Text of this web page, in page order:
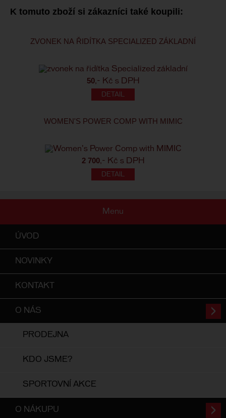
K tomuto zboží si zákazníci také koupili:
ZVONEK NA ŘIDÍTKA SPECIALIZED ZÁKLADNÍ
50,- Kč s DPH
WOMEN'S POWER COMP WITH MIMIC
2 700,- Kč s DPH
Menu
ÚVOD
NOVINKY
KONTAKT
O NÁS
PRODEJNA
KDO JSME?
SPORTOVNÍ AKCE
O NÁKUPU